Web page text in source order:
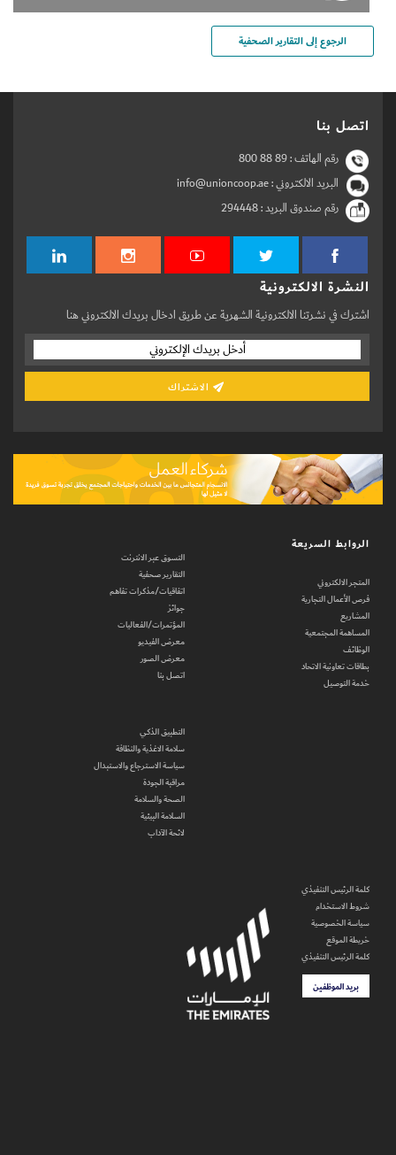
الرجوع إلى التقارير الصحفية
اتصل بنا
رقم الهاتف :800 88 89
البريد الالكتروني : info@unioncoop.ae
رقم صندوق البريد :294448
النشرة الالكترونية
اشترك في نشرتنا الالكترونية الشهرية عن طريق ادخال بريدك الالكتروني هنا
الروابط السريعة
المتجر الالكتروني
فرص الأعمال التجارية
المشاريع
المساهمة المجتمعية
الوظائف
بطاقات تعاونية الاتحاد
خدمة التوصيل
التسوق عبر الانترنت
التقارير صحفية
اتفاقيات/مذكرات تفاهم
جوائز
المؤتمرات/الفعاليات
معرض الفيديو
معرض الصور
اتصل بنا
التطبيق الذكي
سلامة الاغذية والنظافة
سياسة الاسترجاع والاستبدال
مراقبة الجودة
الصحة والسلامة
السلامة البيئية
لائحة الآداب
كلمة الرئيس التنفيذي
شروط الاستخدام
سياسة الخصوصية
خريطة الموقع
كلمة الرئيس التنفيذي
بريد الموظفين